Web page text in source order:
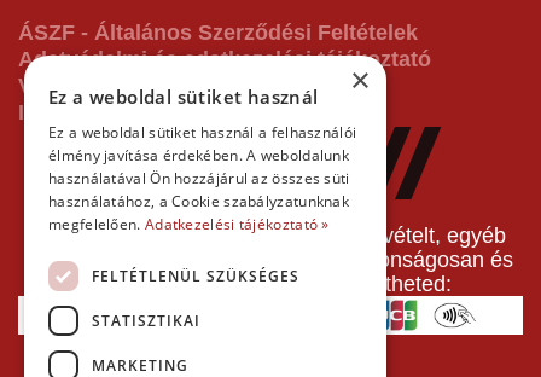
ÁSZF - Általános Szerződési Feltételek
Adatvédelmi és adatkezelési tájékoztató
Vásárlás előtti tájékoztató
Impresszum
A pályafoglalást, gokartverseny részvételt, egyéb
termékeinket, szolgáltatásainkat biztonságosan és
gyorsan bankkártyával is kifizetheted:
×
Ez a weboldal sütiket használ
Ez a weboldal sütiket használ a felhasználói
élmény javítása érdekében. A weboldalunk
használatával Ön hozzájárul az összes süti
használatához, a Cookie szabályzatunknak
megfelelően. Adatkezelési tájékoztató »
FELTÉTLENÜL SZÜKSÉGES
STATISZTIKAI
MARKETING